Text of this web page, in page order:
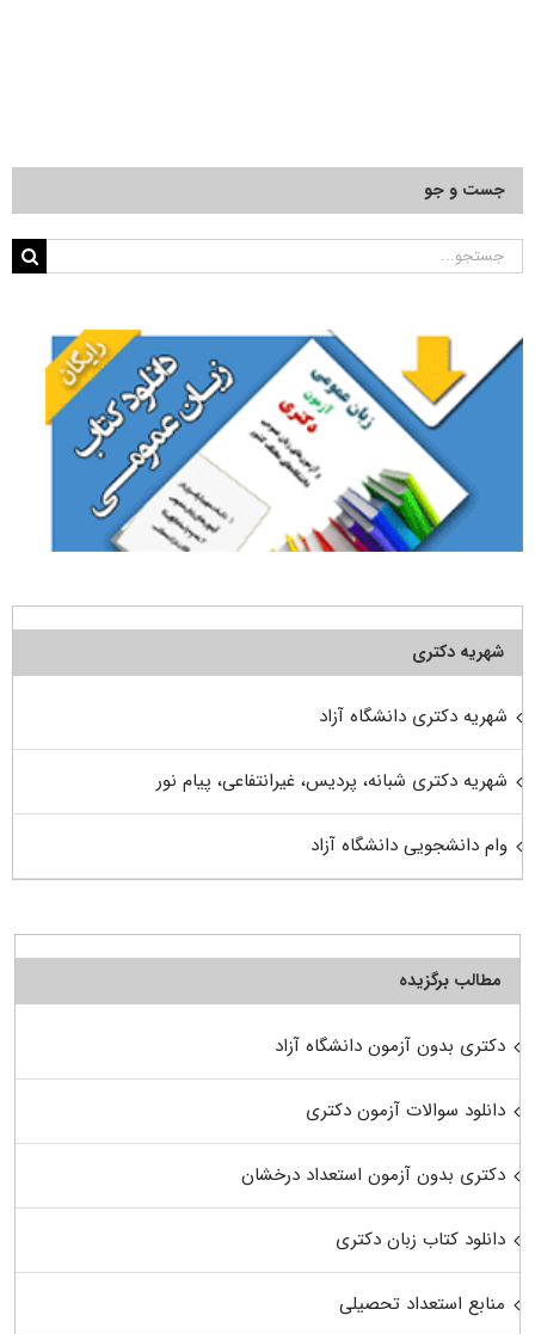
جست و جو
جستجو
شهریه دکتری
شهریه دکتری دانشگاه آزاد
شهریه دکتری شبانه، پردیس، غیرانتفاعی، پیام نور
وام دانشجویی دانشگاه آزاد
مطالب برگزیده
دکتری بدون آزمون دانشگاه آزاد
دانلود سوالات آزمون دکتری
دکتری بدون آزمون استعداد درخشان
دانلود کتاب زبان دکتری
منابع استعداد تحصیلی